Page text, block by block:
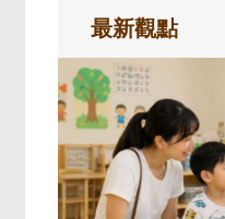
最新觀點